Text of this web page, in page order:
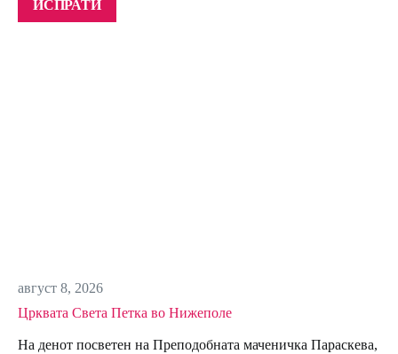
август 8, 2026
Црквата Света Петка во Нижеполе
На денот посветен на Преподобната маченичка Параскева,